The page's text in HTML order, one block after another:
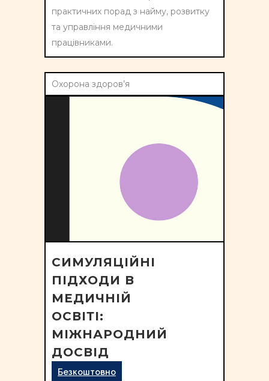
практичних порад з найму, розвитку
та управління медичними
працівниками.
Охорона здоров’я
СИМУЛЯЦІЙНІ
ПІДХОДИ В
МЕДИЧНІЙ
ОСВІТІ:
МІЖНАРОДНИЙ
ДОСВІД
Безкоштовно